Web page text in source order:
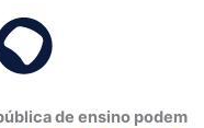
de ensino podem